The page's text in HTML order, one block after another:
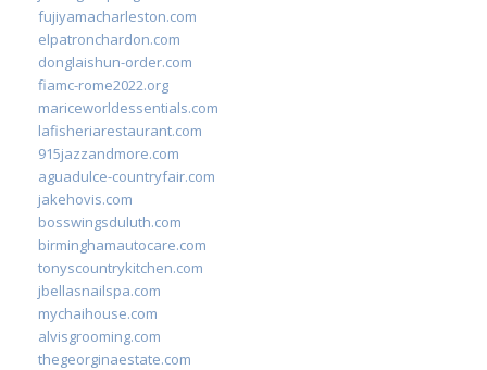
fujiyamacharleston.com
elpatronchardon.com
donglaishun-order.com
fiamc-rome2022.org
mariceworldessentials.com
lafisheriarestaurant.com
915jazzandmore.com
aguadulce-countryfair.com
jakehovis.com
bosswingsduluth.com
birminghamautocare.com
tonyscountrykitchen.com
jbellasnailspa.com
mychaihouse.com
alvisgrooming.com
thegeorginaestate.com